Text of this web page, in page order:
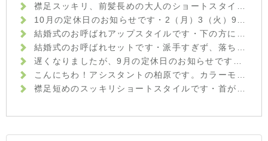
襟足スッキリ、前髪長めの大人のショートスタイルです️・顔周りや襟足が短めなので、ボーイッシュな印象になりすぎないよう前髪を長めにして少し女性らしさをプラスしました・カラーはグレイ系のモノトーンアッシュをベースに、暖かみのあるウォームブラウンを足してより深みとツヤをプラスした、秋冬のアッシュカラーです♪・光の当たり方によってアッシュっぽく見えたり、暖色系のブラウンに見えたり、楽しみ方も色々です♪グレイカラーでも色味を楽しんでみませんか⁇・髪や頭皮のお悩みなど、何でもご相談ください☆・イマジン富久山 山崎・#hair #hairstyle #fashion #makeup #beauty #haircolor #shorthair #longhair #mediumhair #bob #ヘアスタイル #ファッション #メイクアップ #ビューティ #ショートヘア #ショートボブ #ボブヘアー #ロングヘア #ヘアカラーアッシュ #秋カラー #throwカラー #throw #モノトーンアッシュ #福島 #郡山美容室 #富久山 #美容室イマジン #イマジンヘアー
10月の定休日のお知らせです︎・2（月）3（火）9（月）16（月）17（火）23（月）30（月）・となっております！ご迷惑おかけしますがよろしくお願いいたしますm(__)m・#hairstyle #hair #fashion #makeup #beauty #shorthair #medium #bob #longhair #perm #haircolor #ヘア #ファッション #メイクアップ #ビューティ #ショートヘア #ボブヘアー #ショートボブ #ミディアムヘア #ロングヘア #福島 #郡山 #郡山美容室 #美容室イマジン #イマジンヘアー #富久山
結婚式のお呼ばれアップスタイルです︎・下の方にお団子をつくり、上品な雰囲気に♪カチッとしすぎないように、ラフに崩したのもポイントです！・パンツスタイルでご出席とのことでしたので、可愛すぎない大人のお団子スタイルにしてみました・結婚式お呼ばれのお客様がだんだんと増えてきました！セットでお悩みの方は、ぜひご相談下さい☆・山崎・#hair #hairstyle #hairarrange #fashion #makeup #beauty #longhair #medium #bob #shorthair #ヘア #ヘアアレンジ #波ウェーブ #お団子ヘア #お呼ばれヘア #結婚式 #ラフアレンジ #福島 #郡山美容室 #富久山 #美容室イマジン #イマジンヘアー #ヘア #メイク #ファッション #ビューティー
結婚式のお呼ばれセットです︎・派手すぎず、落ち着きすぎない上品なハーフアップスタイルに☆・トップはアイロンでウェーブをつけてからほぐし、フワッとさせているのがポイントです！・お呼ばれの増える時期ですので、セットでお悩みの方は気軽にご相談下さいね️・ #hairstyle #hair #beauty #fashion #makeup #medium #longhair #bob #shorthair #hairarrange #ヘアスタイル #ビューティー #ファッション #メイクアップ #ミディアムボブ #ロングヘア #ボブ #ショート #ヘアアレンジ #ハーフアップ #お呼ばれヘア #結婚式ヘア #福島県 #郡山市美容室 #美容室イマジン #イマジンヘアー #富久山
遅くなりましたが、9月の定休日のお知らせです！・4（月）5（火）11（月）18（月）19（火）25（月）・が定休日となっております！ご迷惑おかけしますがよろしくお願いいたしますm(_ _)m・土日もまだご予約お取りできる時間帯がありますので、ぜひご連絡下さいね☆・#hair #hairstyle #fashion #makeup #beauty #bob #medium #longhair #shorthair #外はね #外はねボブ #黒髪 #黒髪ボブ #カジュアル #ヘア #メイクアップ #ファッション #ビューティー #福島 #郡山美容室 #富久山 #美容室イマジン #イマジンヘアー
こんにちわ！アシスタントの柏原です。カラーモデルとしてきて頂いた方です。秋ということでカーキ×グレージュで染めさせて頂きました！名付けてカーキグレージュです！！白髪染め ファッションカラーのモデル募集しておりますので是非お越しください！・・・#美容室#imagine#イマジン#郡山市#アシスタント#カラーモデル#ファッションカラー#ショートボブ#カーキグレージュ#
襟足短めのスッキリショートスタイルです︎・首がキレイに見えますね☆・ポイントは、後頭部にふっくらした丸みをつけたところです！頭の形がキレイに見えます☆・ササっとハンドブローでも簡単にスタイルが決まる楽チンヘアです。・髪の悩みや疑問など、何でもご相談下さいね！・山崎・#hair #hairstyle #fashion #makeup #beauty #shorthair #medium #bob #longhair #ヘア #ヘアスタイル #ファッション #メイクアップ #ビューティー #ショートヘア #ショートボブ #ボブヘアー #ミディアム #ロングヘア #襟足スッキリ #福島 #郡山美容室 #富久山 #美容室イマジン #イマジンヘアー